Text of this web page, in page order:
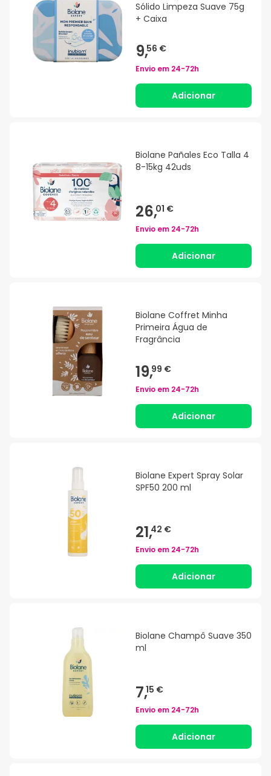
Sólido Limpeza Suave 75g
+ Caixa
9,56 €
Envio em 24-72h
Adicionar
Biolane Pañales Eco Talla 4
8-15kg 42uds
26,01 €
Envio em 24-72h
Adicionar
Biolane Coffret Minha
Primeira Água de
Fragrância
19,99 €
Envio em 24-72h
Adicionar
Biolane Expert Spray Solar
SPF50 200 ml
21,42 €
Envio em 24-72h
Adicionar
Biolane Champô Suave 350
ml
7,15 €
Envio em 24-72h
Adicionar